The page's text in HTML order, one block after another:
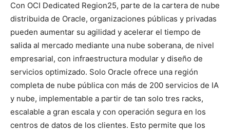
Con OCI Dedicated Region25, parte de la cartera de nube
distribuida de Oracle, organizaciones públicas y privadas
pueden aumentar su agilidad y acelerar el tiempo de
salida al mercado mediante una nube soberana, de nivel
empresarial, con infraestructura modular y diseño de
servicios optimizado. Solo Oracle ofrece una región
completa de nube pública con más de 200 servicios de IA
y nube, implementable a partir de tan solo tres racks,
escalable a gran escala y con operación segura en los
centros de datos de los clientes. Esto permite que los